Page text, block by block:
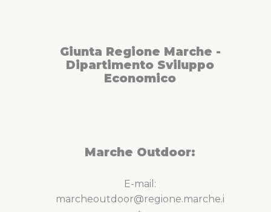
Giunta Regione Marche -
Dipartimento Sviluppo
Economico
Marche Outdoor:
E-mail:
marcheoutdoor@regione.marche.i